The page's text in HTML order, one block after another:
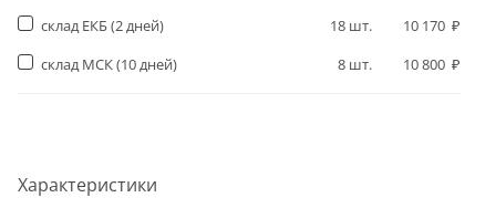
Характеристики
склад ЕКБ(2 дней) 18 шт.
10 170
склад МСК(10 дней) 8 шт. 10 800